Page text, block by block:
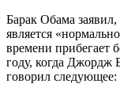
Барак Обама
является
времени прибегает
году, когда Джордж
говорил следующее: